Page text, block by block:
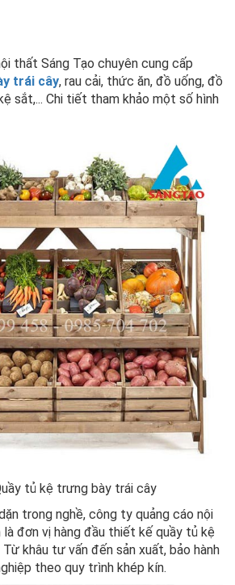
thất Sáng Tạo chuyên cung cấp
trái cây, rau cải, thức ăn, đồ uống, đồ
sắt,... Chi tiết tham khảo một số hình
tủ kệ trưng bày trái cây
trong nghề, công ty quảng cáo nội
đơn vị hàng đầu thiết kế quầy tủ kệ
khâu tư vấn đến sản xuất, bảo hành
theo quy trình khép kín.